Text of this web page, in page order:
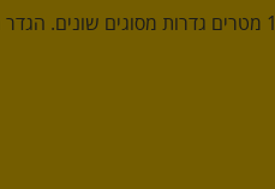
צוות התקנה בניהול מנהל הפרויקטים איציק אלעזר – סיים התקנה של 100